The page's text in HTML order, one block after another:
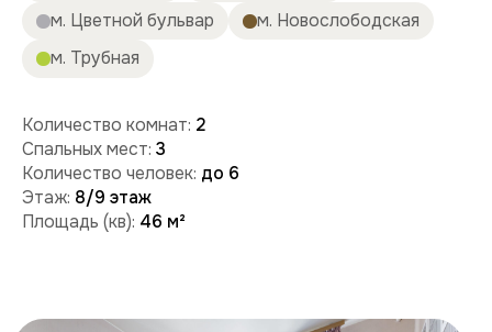
Количество комнат: 2
Спальных мест: 3
Количество человек:
Этаж:8/9 этаж